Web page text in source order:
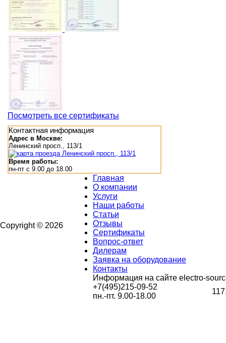
Посмотреть все сертификаты
Контактная информация
Адрес в Москве:
Ленинский просп., 113/1
Время работы:
пн-пт с 9.00 до 18.00
Copyright © 2026
Главная
О компании
Услуги
Наши работы
Статьи
Отзывы
Сертификаты
Вопрос-ответ
Дилерам
Заявка на оборудование
Контакты
Информация на сайте electro-
+7(495)215-09-52
пн.-пт. 9.00-18.00